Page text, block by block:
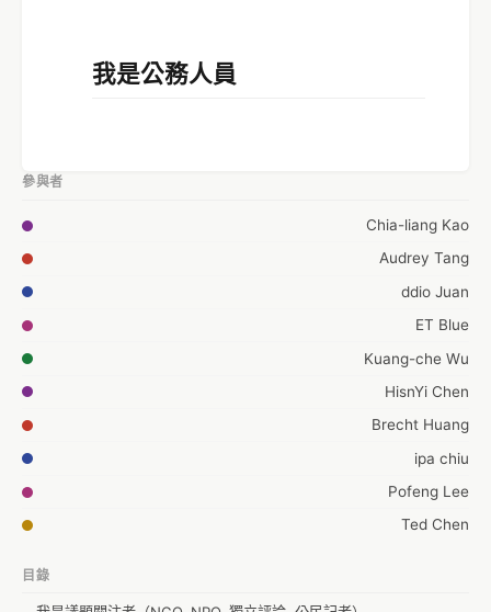
我是公務人員
參與者
Chia-liang Kao
Audrey Tang
ddio Juan
ET Blue
Kuang-che Wu
HisnYi Chen
Brecht Huang
ipa chiu
Pofeng Lee
Ted Chen
目錄